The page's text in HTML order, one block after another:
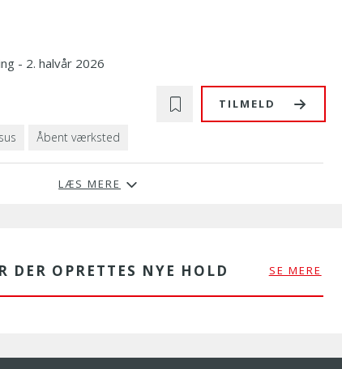
- 2. halvår 2026
Åbent værksted
TILMELD
LÆS MERE
DER OPRETTES NYE HOLD SE MERE